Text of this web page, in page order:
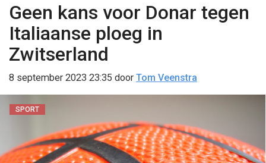
Geen kans voor Donar tegen
Italiaanse ploeg in
Zwitserland
8 september 2023 23:35 door Tom Veenstra
SPORT